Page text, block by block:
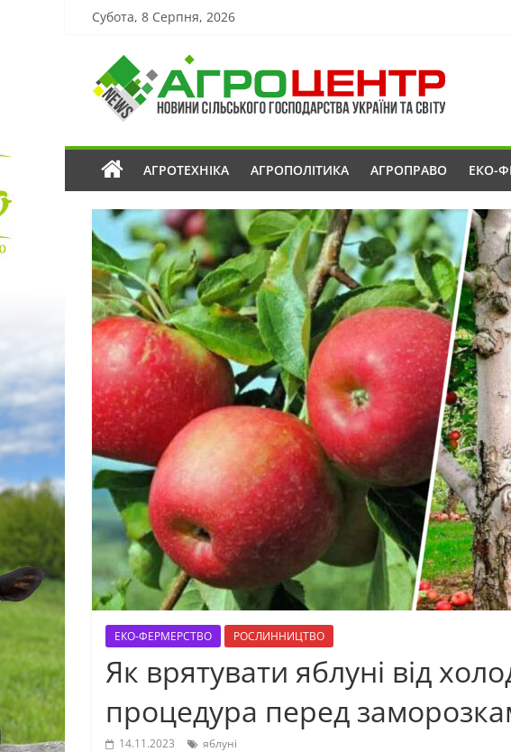
Субота, 8 Серпня, 2026
АГРОТЕХНІКА АГРОПОЛІТИКА АГРОПРАВО ЕКО-
ЕКО-ФЕРМЕРСТВО РОСЛИННИЦТВО
Як врятувати яблуні від
процедура перед
14.11.2023 яблуні